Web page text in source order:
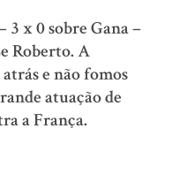
3 x 0 sobre Gana –
Roberto. A
e não fomos
atuação de
a França.